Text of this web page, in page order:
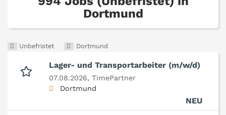
Dortmund
Unbefristet Dortmund
Lager- und Transportarbeiter (m/w/d)
07.08.2026, TimePartner
Dortmund
NEU